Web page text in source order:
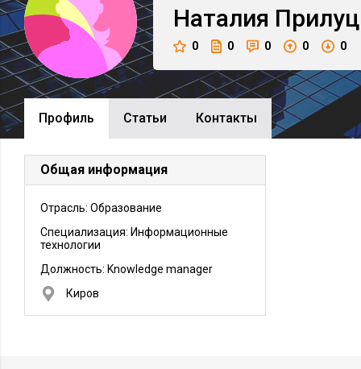
Наталия
0 0 0 0 0
Профиль Cтатьи Контакты
Общая информация
Отрасль: Образование
Специализация: Информационные
технологии
Должность: Knowledge manager
Киров